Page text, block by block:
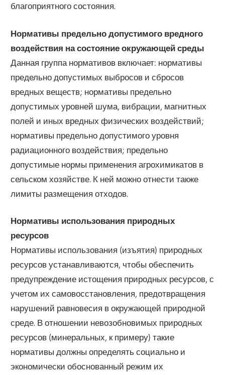
благоприятного состояния.
Нормативы предельно допустимого вредного
воздействия на состояние окружающей среды
Данная группа нормативов включает: нормативы
предельно допустимых выбросов и сбросов
вредных веществ; нормативы предельно
допустимых уровней шума, вибрации, магнитных
полей и иных вредных физических воздействий;
нормативы предельно допустимого уровня
радиационного воздействия; предельно
допустимые нормы применения агрохимикатов в
сельском хозяйстве. К ней можно отнести также
лимиты размещения отходов.
Нормативы использования природных
ресурсов
Нормативы использования (изъятия) природных
ресурсов устанавливаются, чтобы обеспечить
предупреждение истощения природных ресурсов, с
учетом их самовосстановления, предотвращения
нарушений равновесия в окружающей природной
среде. В отношении невозобновимых природных
ресурсов (минеральных, к примеру) такие
нормативы должны определять социально и
экономически обоснованный режим их